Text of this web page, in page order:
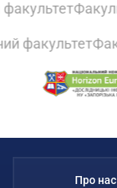
факультет
Про нас